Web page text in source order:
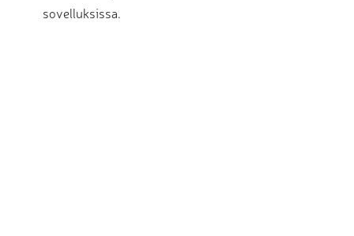
sovelluksissa.